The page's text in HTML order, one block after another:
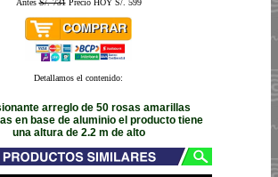
AntesS/. 731Precio HOY S/. 599
Detallamos el contenido:
arreglo de 50 rosas amarillas
en base de aluminio el producto tiene
una altura de 2.2 m de alto